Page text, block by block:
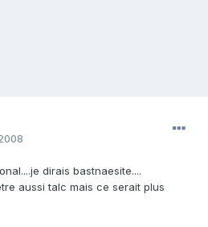
dirais bastnaesite....
aussi talc mais ce serait plus